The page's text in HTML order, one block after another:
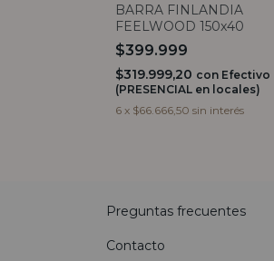
BARRA FINLANDIA
FEELWOOD 150x40
$399.999
$319.999,20 con Efectivo
(PRESENCIAL en locales)
6 x $66.666,50 sin interés
Preguntas frecuentes
Contacto